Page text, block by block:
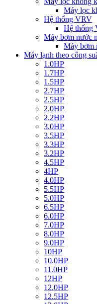
Máy lọc
Hệ thống VRV
Hệ thống
Máy bơm nước
Máy bơm
Máy lạnh theo công
1.0HP
1.7HP
1.5HP
2.7HP
2.5HP
2.0HP
2.2HP
3.0HP
3.5HP
3.3HP
3.2HP
4.5HP
4HP
4.0HP
5.5HP
5.0HP
6.5HP
6.0HP
7.0HP
8.0HP
9.0HP
10HP
10.0HP
11.0HP
12HP
12.0HP
12.5HP